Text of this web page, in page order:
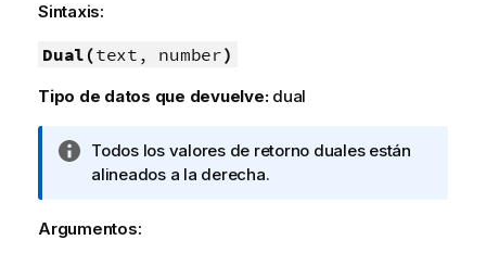
Sintaxis:
Dual(text, number)
Tipo de datos que devuelve: dual
N
o
a
Todos los valores de retorno duales están
alineados a la derecha.
Argumentos: